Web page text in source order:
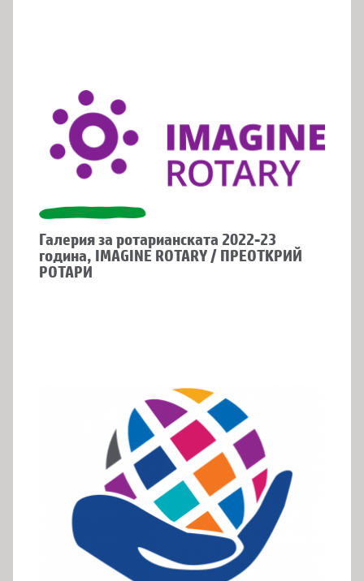
Галерия за ротарианската 2022-23
година, IMAGINE ROTARY / ПРЕОТКРИЙ
РОТАРИ